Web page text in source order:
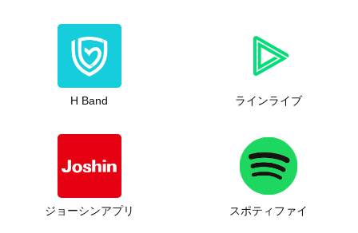
H Band ラインライブ
ジョーシンアプリ スポティファイ